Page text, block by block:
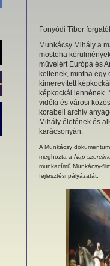
Fonyódi Tibor
Munkácsy Mihály a
mostoha
műveiért Európa és
keltenek, mintha egy
kimerevített
képkockái lennének.
vidéki és városi
korabeli archív
Mihály életének és
karácsonyán.
A Munkácsy
meghozta a Nap
munkacímű Munkácsy-
fejlesztési pályázatát.